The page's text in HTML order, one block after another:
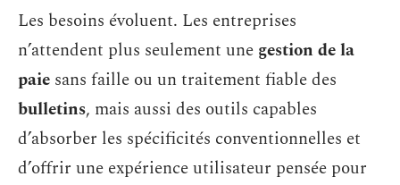
Les besoins évoluent. Les entreprises
n’attendent plus seulement une gestion de la
paie sans faille ou un traitement fiable des
bulletins, mais aussi des outils capables
d’absorber les spécificités conventionnelles et
d’offrir une expérience utilisateur pensée pour